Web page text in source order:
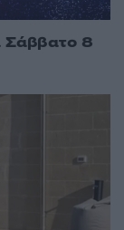
Σάββατο 8